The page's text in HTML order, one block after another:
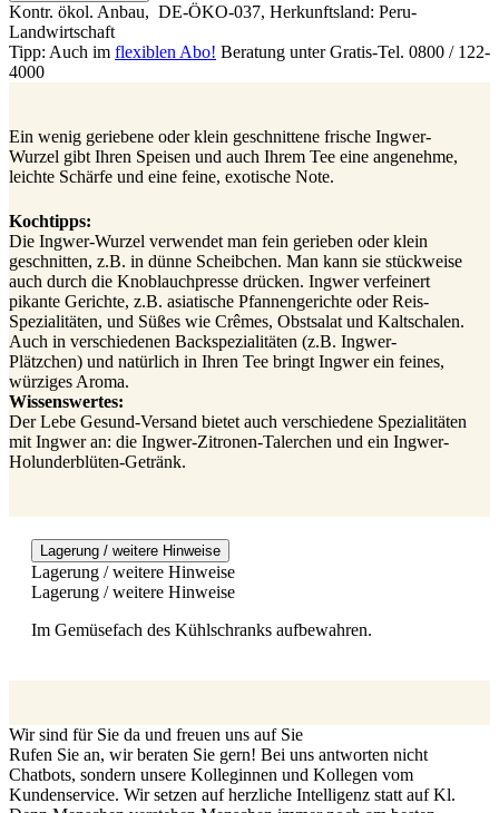
Kontr. ökol. Anbau, DE-ÖKO-037, Herkunftsland: Peru-
Landwirtschaft
Tipp: Auch im flexiblen Abo! Beratung unter Gratis-Tel. 0800 / 122-
4000
Ein wenig geriebene oder klein geschnittene frische Ingwer-
Wurzel gibt Ihren Speisen und auch Ihrem Tee eine angenehme,
leichte Schärfe und eine feine, exotische Note.
Kochtipps:
Die Ingwer-Wurzel verwendet man fein gerieben oder klein
geschnitten, z.B. in dünne Scheibchen. Man kann sie stückweise
auch durch die Knoblauchpresse drücken. Ingwer verfeinert
pikante Gerichte, z.B. asiatische Pfannengerichte oder Reis-
Spezialitäten, und Süßes wie Crêmes, Obstsalat und Kaltschalen.
Auch in verschiedenen Backspezialitäten (z.B. Ingwer-
Plätzchen) und natürlich in Ihren Tee bringt Ingwer ein feines,
würziges Aroma.
Wissenswertes:
Der Lebe Gesund-Versand bietet auch verschiedene Spezialitäten
mit Ingwer an: die Ingwer-Zitronen-Talerchen und ein Ingwer-
Holunderblüten-Getränk.
Lagerung / weitere Hinweise
Lagerung / weitere Hinweise
Lagerung / weitere Hinweise
Im Gemüsefach des Kühlschranks aufbewahren.
Wir sind für Sie da und freuen uns auf Sie
Rufen Sie an, wir beraten Sie gern! Bei uns antworten nicht
Chatbots, sondern unsere Kolleginnen und Kollegen vom
Kundenservice. Wir setzen auf herzliche Intelligenz statt auf Kl.